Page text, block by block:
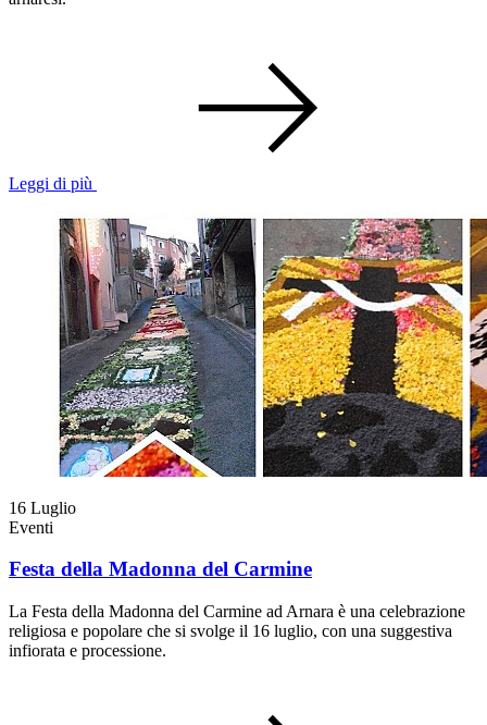
Leggi di più
16 Luglio
Eventi
Festa della Madonna del Carmine
La Festa della Madonna del Carmine ad Arnara è una celebrazione
religiosa e popolare che si svolge il 16 luglio, con una suggestiva
infiorata e processione.